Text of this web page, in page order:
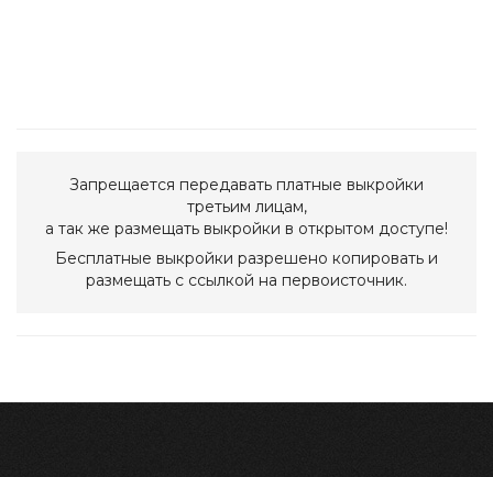
Запрещается передавать платные выкройки
третьим лицам,
а так же размещать выкройки в открытом доступе!
Бесплатные выкройки разрешено копировать и
размещать с ссылкой на первоисточник.